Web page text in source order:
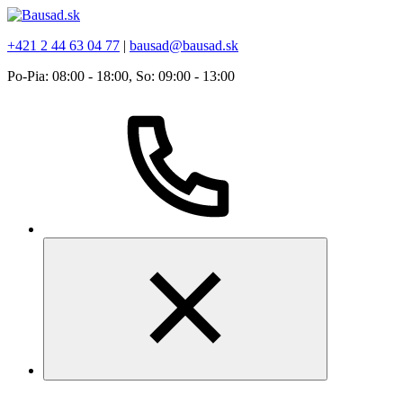
+421 2 44 63 04 77 | bausad@bausad.sk
Po-Pia: 08:00 - 18:00, So: 09:00 - 13:00